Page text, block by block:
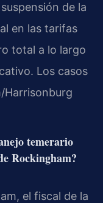
de la
en las tarifas
total a lo largo
Los casos
Harrisonburg
temerario
Rockingham?
el fiscal de la